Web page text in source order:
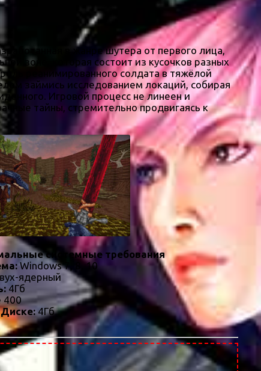
в жанре шутера от первого лица,
зоне, которая состоит из кусочков разных
реанимированного солдата в тяжёлой
займись исследованием локаций, собирая
Игровой процесс не линеен и
тайны, стремительно продвигаясь к
системные требования
Windows 7, 8, 10
ядерный
4Гб
400
4Гб